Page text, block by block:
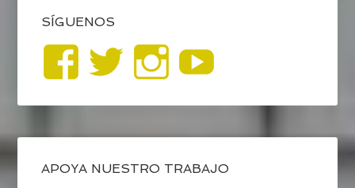
SÍGUENOS
Ver
perfil
de
Ver
perfil
de
Ver
perfil
de
APOYA NUESTRO TRABAJO